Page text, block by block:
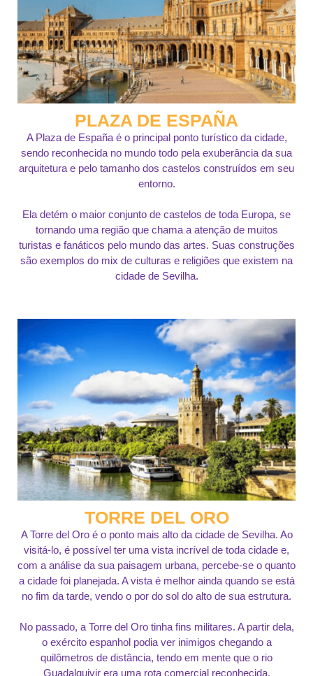
PLAZA DE ESPAÑA
A Plaza de España é o principal ponto turístico da cidade,
sendo reconhecida no mundo todo pela exuberância da sua
arquitetura e pelo tamanho dos castelos construídos em seu
entorno.
Ela detém o maior conjunto de castelos de toda Europa, se
tornando uma região que chama a atenção de muitos
turistas e fanáticos pelo mundo das artes. Suas construções
são exemplos do mix de culturas e religiões que existem na
cidade de Sevilha.
TORRE DEL ORO
A Torre del Oro é o ponto mais alto da cidade de Sevilha. Ao
visitá-lo, é possível ter uma vista incrível de toda cidade e,
com a análise da sua paisagem urbana, percebe-se o quanto
a cidade foi planejada. A vista é melhor ainda quando se está
no fim da tarde, vendo o por do sol do alto de sua estrutura.
No passado, a Torre del Oro tinha fins militares. A partir dela,
o exército espanhol podia ver inimigos chegando a
quilômetros de distância, tendo em mente que o rio
Guadalquivir era uma rota comercial reconhecida.